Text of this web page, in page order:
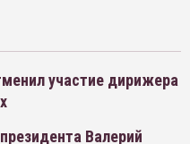
участие дирижера
Валерий